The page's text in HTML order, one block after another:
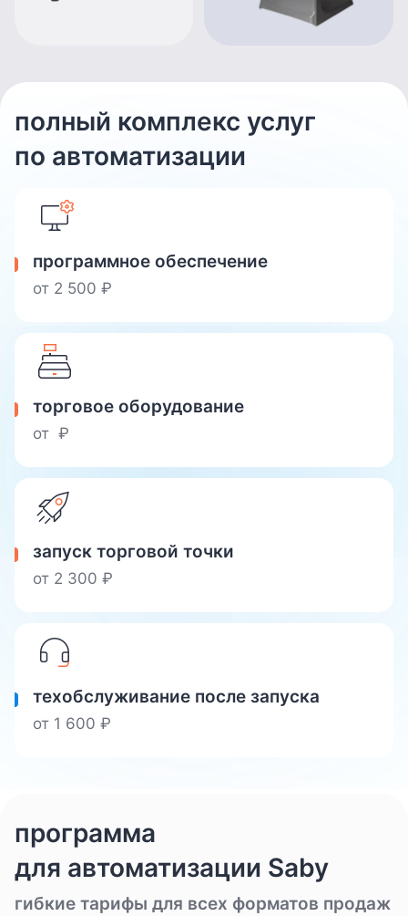
полный комплекс услуг
по автоматизации
программное обеспечение
от 2 500 ₽
торговое оборудование
от ₽
запуск торговой точки
от 2 300 ₽
техобслуживание после запуска
от 1 600 ₽
программа
для автоматизации Saby
гибкие тарифы для всех форматов продаж